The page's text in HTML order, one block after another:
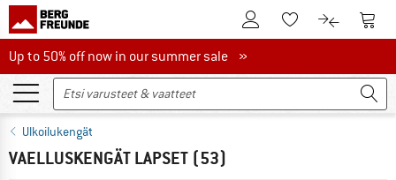
Tästä asiakastililleTästä toivelistalle.
Tästä
Up to 50% off now in our summer sale
Up to 50% off now in our summer sale »
Ulkoilukengät
VAELLUSKENGÄT LAPSET (53)